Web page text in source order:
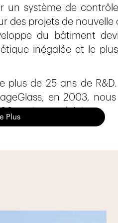
un système de
des projets de
du bâtiment
inégalée et le
plus de 25 ans de
en 2003,
projets et bâtiments
de la CPEG à
quelques unes de
Plus